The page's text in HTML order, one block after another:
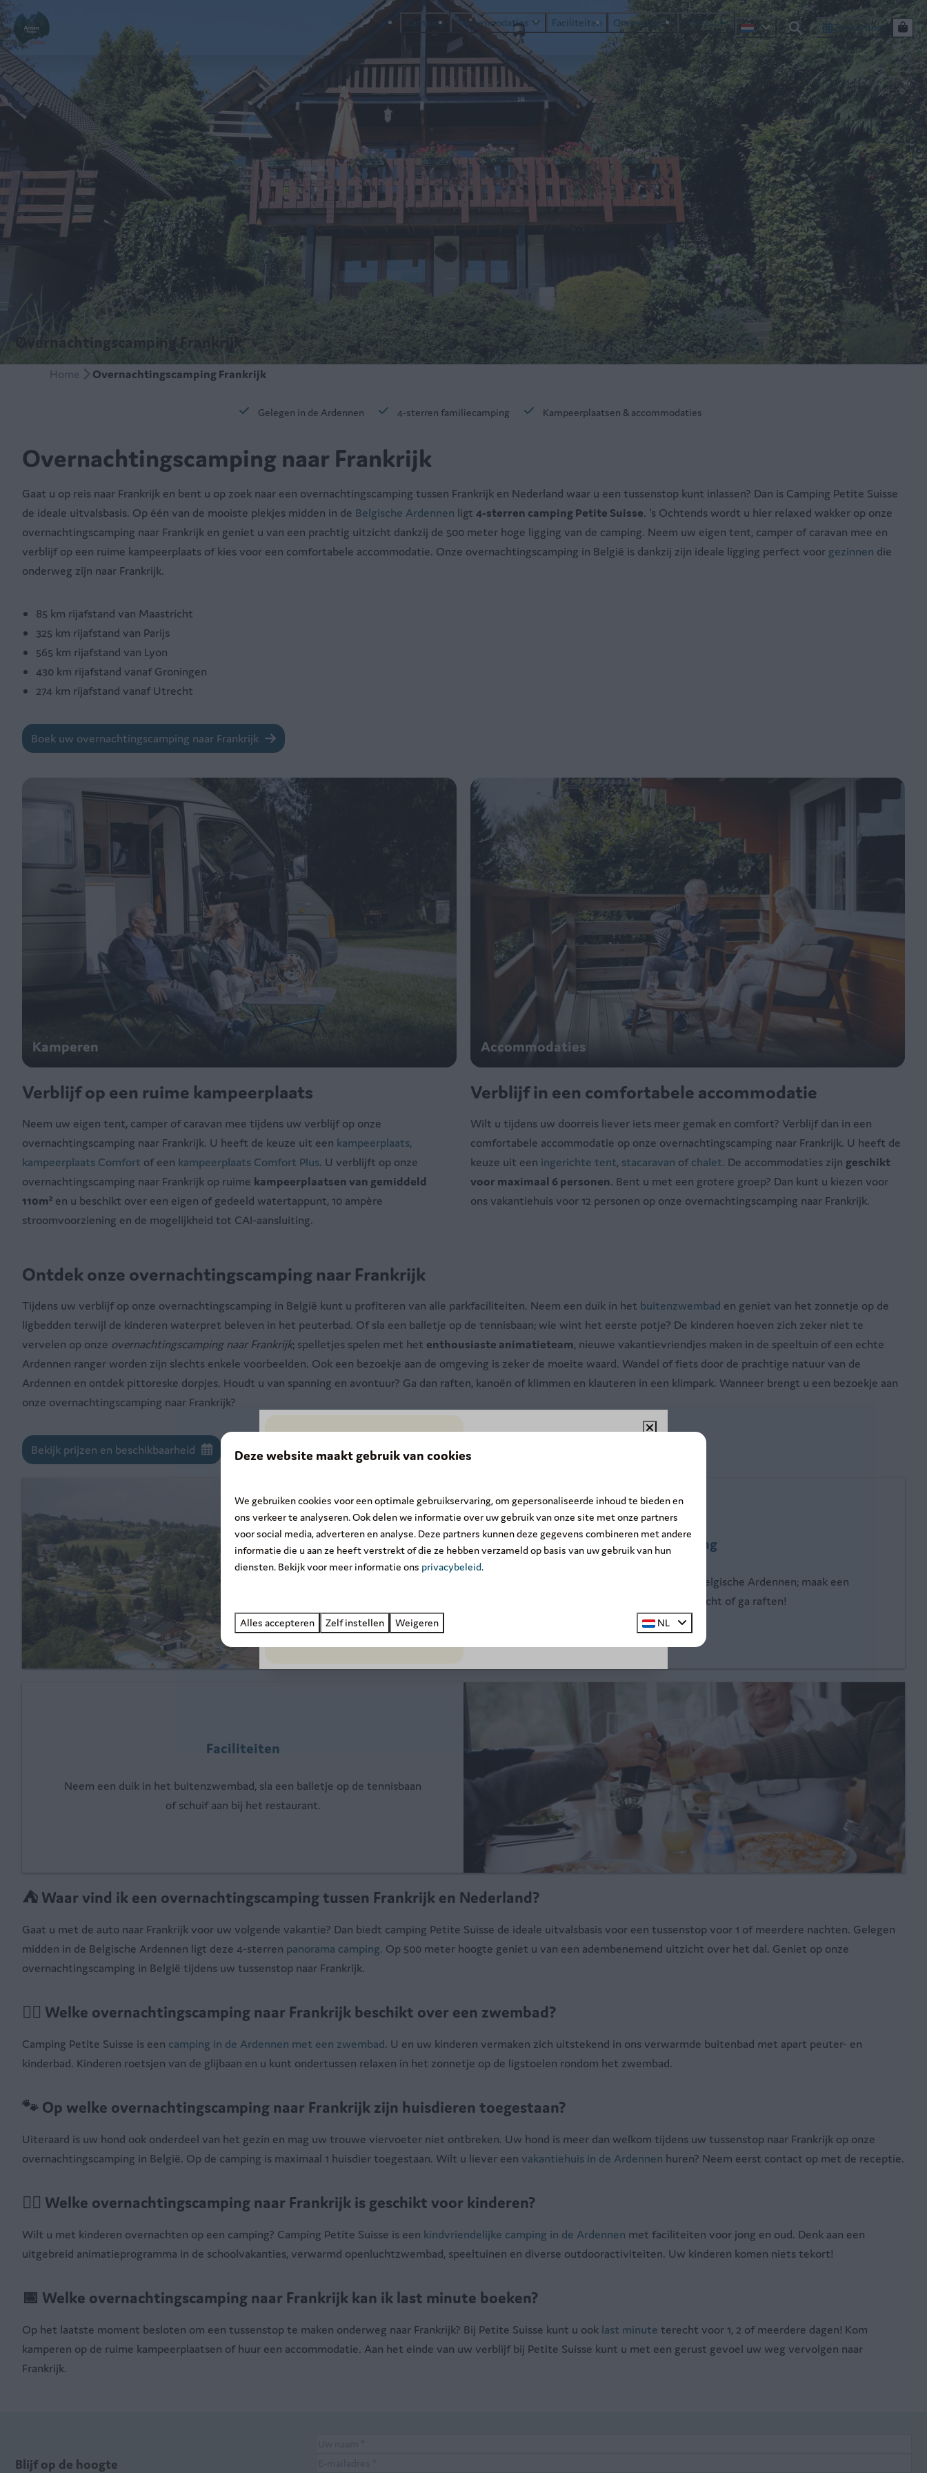
Camping Accommodaties Faciliteiten Omgeving Contact Zoek & Boek
Overnachtingscamping Frankrijk
Home Overnachtingscamping Frankrijk
Gelegen in de Ardennen 4-sterren familiecamping Kampeerplaatsen & accommodaties
Overnachtingscamping naar Frankrijk
Gaat u op reis naar Frankrijk en bent u op zoek naar een overnachtingscamping tussen Frankrijk en Nederland waar u een tussenstop kunt inlassen? Dan is Camping Petite Suisse
de ideale uitvalsbasis. Op één van de mooiste plekjes midden in de Belgische Ardennen ligt4-sterren camping Petite Suisse. 's Ochtends wordt u hier relaxed wakker op onze
overnachtingscamping naar Frankrijk en geniet u van een prachtig uitzicht dankzij de 500 meter hoge ligging van de camping. Neem uw eigen tent, camper of caravan mee en
verblijf op een ruime kampeerplaats of kies voor een comfortabele accommodatie. Onze overnachtingscamping in België is dankzij zijn ideale ligging perfect voor gezinnen die
onderweg zijn naar Frankrijk.
85 km rijafstand van Maastricht
325 km rijafstand van Parijs
565 km rijafstand van Lyon
430 km rijafstand vanaf Groningen
274 km rijafstand vanaf Utrecht
Boek uw overnachtingscamping naar Frankrijk
Kamperen
Verblijf op een ruime kampeerplaats
Neem uw eigen tent, camper of caravan mee tijdens uw verblijf op onze
overnachtingscamping naar Frankrijk. U heeft de keuze uit een kampeerplaats,
kampeerplaats Comfort of een kampeerplaats Comfort Plus. U verblijft op onze
overnachtingscamping naar Frankrijk op ruime kampeerplaatsen van gemiddeld
110m² en u beschikt over een eigen of gedeeld watertappunt, 10 ampère
stroomvoorziening en de mogelijkheid tot CAI-aansluiting.
Accommodaties
Verblijf in een comfortabele accommodatie
Wilt u tijdens uw doorreis liever iets meer gemak en comfort? Verblijf dan in een
comfortabele accommodatie op onze overnachtingscamping naar Frankrijk. U heeft de
keuze uit een ingerichte tent, stacaravan ofchalet. De accommodaties zijn geschikt
voor maximaal 6 personen. Bent u met een grotere groep? Dan kunt u kiezen voor
ons vakantiehuis voor 12 personen op onze overnachtingscamping naar Frankrijk.
Ontdek onze overnachtingscamping naar Frankrijk
Tijdens uw verblijf op onze overnachtingscamping in België kunt u profiteren van alle parkfaciliteiten. Neem een duik in het buitenzwembad en geniet van het zonnetje op de
ligbedden terwijl de kinderen waterpret beleven in het peuterbad. Of sla een balletje op de tennisbaan; wie wint het eerste potje? De kinderen hoeven zich zeker niet te
vervelen op onze overnachtingscamping naar Frankrijk; spelletjes spelen met het enthousiaste animatieteam, nieuwe vakantievriendjes maken in de speeltuin of een echte
Ardennen ranger worden zijn slechts enkele voorbeelden. Ook een bezoekje aan de omgeving is zeker de moeite waard. Wandel of fiets door de prachtige natuur van de
Ardennen en ontdek pittoreske dorpjes. Houdt u van spanning en avontuur? Ga dan raften, kanoën of klimmen en klauteren in een klimpark. Wanneer brengt u een bezoekje aan
onze overnachtingscamping naar Frankrijk?
Bekijk prijzen en beschikbaarheid
Omgeving
Ontdek de prachtige natuur van de Belgische Ardennen; maak een
mooie wandel- of fietstocht of ga raften!
Faciliteiten
Neem een duik in het buitenzwembad, sla een balletje op de tennisbaan
of schuif aan bij het restaurant.
⛺ Waar vind ik een overnachtingscamping tussen Frankrijk en Nederland?
Gaat u met de auto naar Frankrijk voor uw volgende vakantie? Dan biedt camping Petite Suisse de ideale uitvalsbasis voor een tussenstop voor 1 of meerdere nachten. Gelegen
midden in de Belgische Ardennen ligt deze 4-sterren panorama camping. Op 500 meter hoogte geniet u van een adembenemend uitzicht over het dal. Geniet op onze
overnachtingscamping in België tijdens uw tussenstop naar Frankrijk.
🏊‍♂ Welke overnachtingscamping naar Frankrijk beschikt over een zwembad?
Camping Petite Suisse is een camping in de Ardennen met een zwembad. U en uw kinderen vermaken zich uitstekend in ons verwarmde buitenbad met apart peuter- en
kinderbad. Kinderen roetsjen van de glijbaan en u kunt ondertussen relaxen in het zonnetje op de ligstoelen rondom het zwembad.
🐾 Op welke overnachtingscamping naar Frankrijk zijn huisdieren toegestaan?
Uiteraard is uw hond ook onderdeel van het gezin en mag uw trouwe viervoeter niet ontbreken. Uw hond is meer dan welkom tijdens uw tussenstop naar Frankrijk op onze
overnachtingscamping in België. Op de camping is maximaal 1 huisdier toegestaan. Wilt u liever een vakantiehuis in de Ardennen huren? Neem eerst contact op met de receptie.
🤸‍♀ Welke overnachtingscamping naar Frankrijk is geschikt voor kinderen?
Wilt u met kinderen overnachten op een camping? Camping Petite Suisse is een kindvriendelijke camping in de Ardennen met faciliteiten voor jong en oud. Denk aan een
uitgebreid animatieprogramma in de schoolvakanties, verwarmd openluchtzwembad, speeltuinen en diverse outdooractiviteiten. Uw kinderen komen niets tekort!
📅 Welke overnachtingscamping naar Frankrijk kan ik last minute boeken?
Op het laatste moment besloten om een tussenstop te maken onderweg naar Frankrijk? Bij Petite Suisse kunt u ook last minute terecht voor 1, 2 of meerdere dagen! Kom
kamperen op de ruime kampeerplaatsen of huur een accommodatie. Aan het einde van uw verblijf bij Petite Suisse kunt u met een gerust gevoel uw weg vervolgen naar
Frankrijk.
Blijf op de hoogte
De zomer is nog niet voorbij! Ontsnap
eraantussen 15 augustus en 30
en profiteer van
exclusieve kortingen
tot wel -20%.
Deze website maakt gebruik van cookies
We gebruiken cookies voor een optimale gebruikservaring, om gepersonaliseerde inhoud te bieden en
ons verkeer te analyseren. Ook delen we informatie over uw gebruik van onze site met onze partners
voor social media, adverteren en analyse. Deze partners kunnen deze gegevens combineren met andere
informatie die u aan ze heeft verstrekt of die ze hebben verzameld op basis van uw gebruik van hun
diensten. Bekijk voor meer informatie ons privacybeleid.
Alles accepteren Zelf instellen Weigeren NL